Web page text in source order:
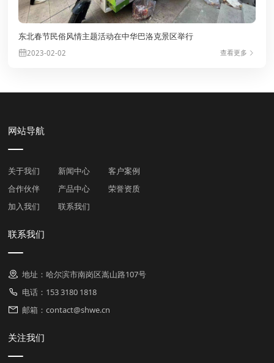
东北春节民俗风情主题活动在中华巴洛克景区举行
2023-02-02 查看更多
网站导航
关于我们 新闻中心
客户案例
合作伙伴
产品中心
荣誉资质
加入我们
联系我们
联系我们
地址：哈尔滨市南岗区嵩山路107号
电话：153 3180 1818
邮箱：contact@shwe.cn
关注我们